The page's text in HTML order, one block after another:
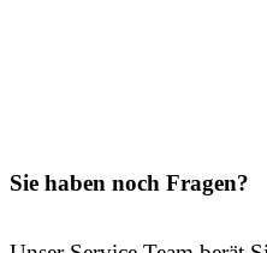
Sie haben noch Fragen?